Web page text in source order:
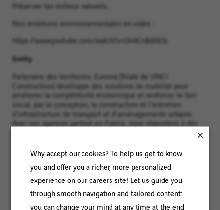
Why accept our cookies? To help us get to know
you and offer you a richer, more personalized
experience on our careers site! Let us guide you
through smooth navigation and tailored content:
you can change your mind at any time at the end
Préserver les milieux naturels,
Nos ambitions environnementales en vidéo :
https://www.youtube.com/watch?v=On4Cn8d0tQs
Entity
Partenaire des territoires, Eurovia (filiale de VINCI
Construction) développe des solutions de mobilité pour
améliorer la compétitivité économique et renforcer le lien
social, par la conception, la construction et l'entretien
d'infrastructure de transport et d'aménagements urbains.
Avec nos agences partout en France, nous répondons à des
circulations.
SHARE